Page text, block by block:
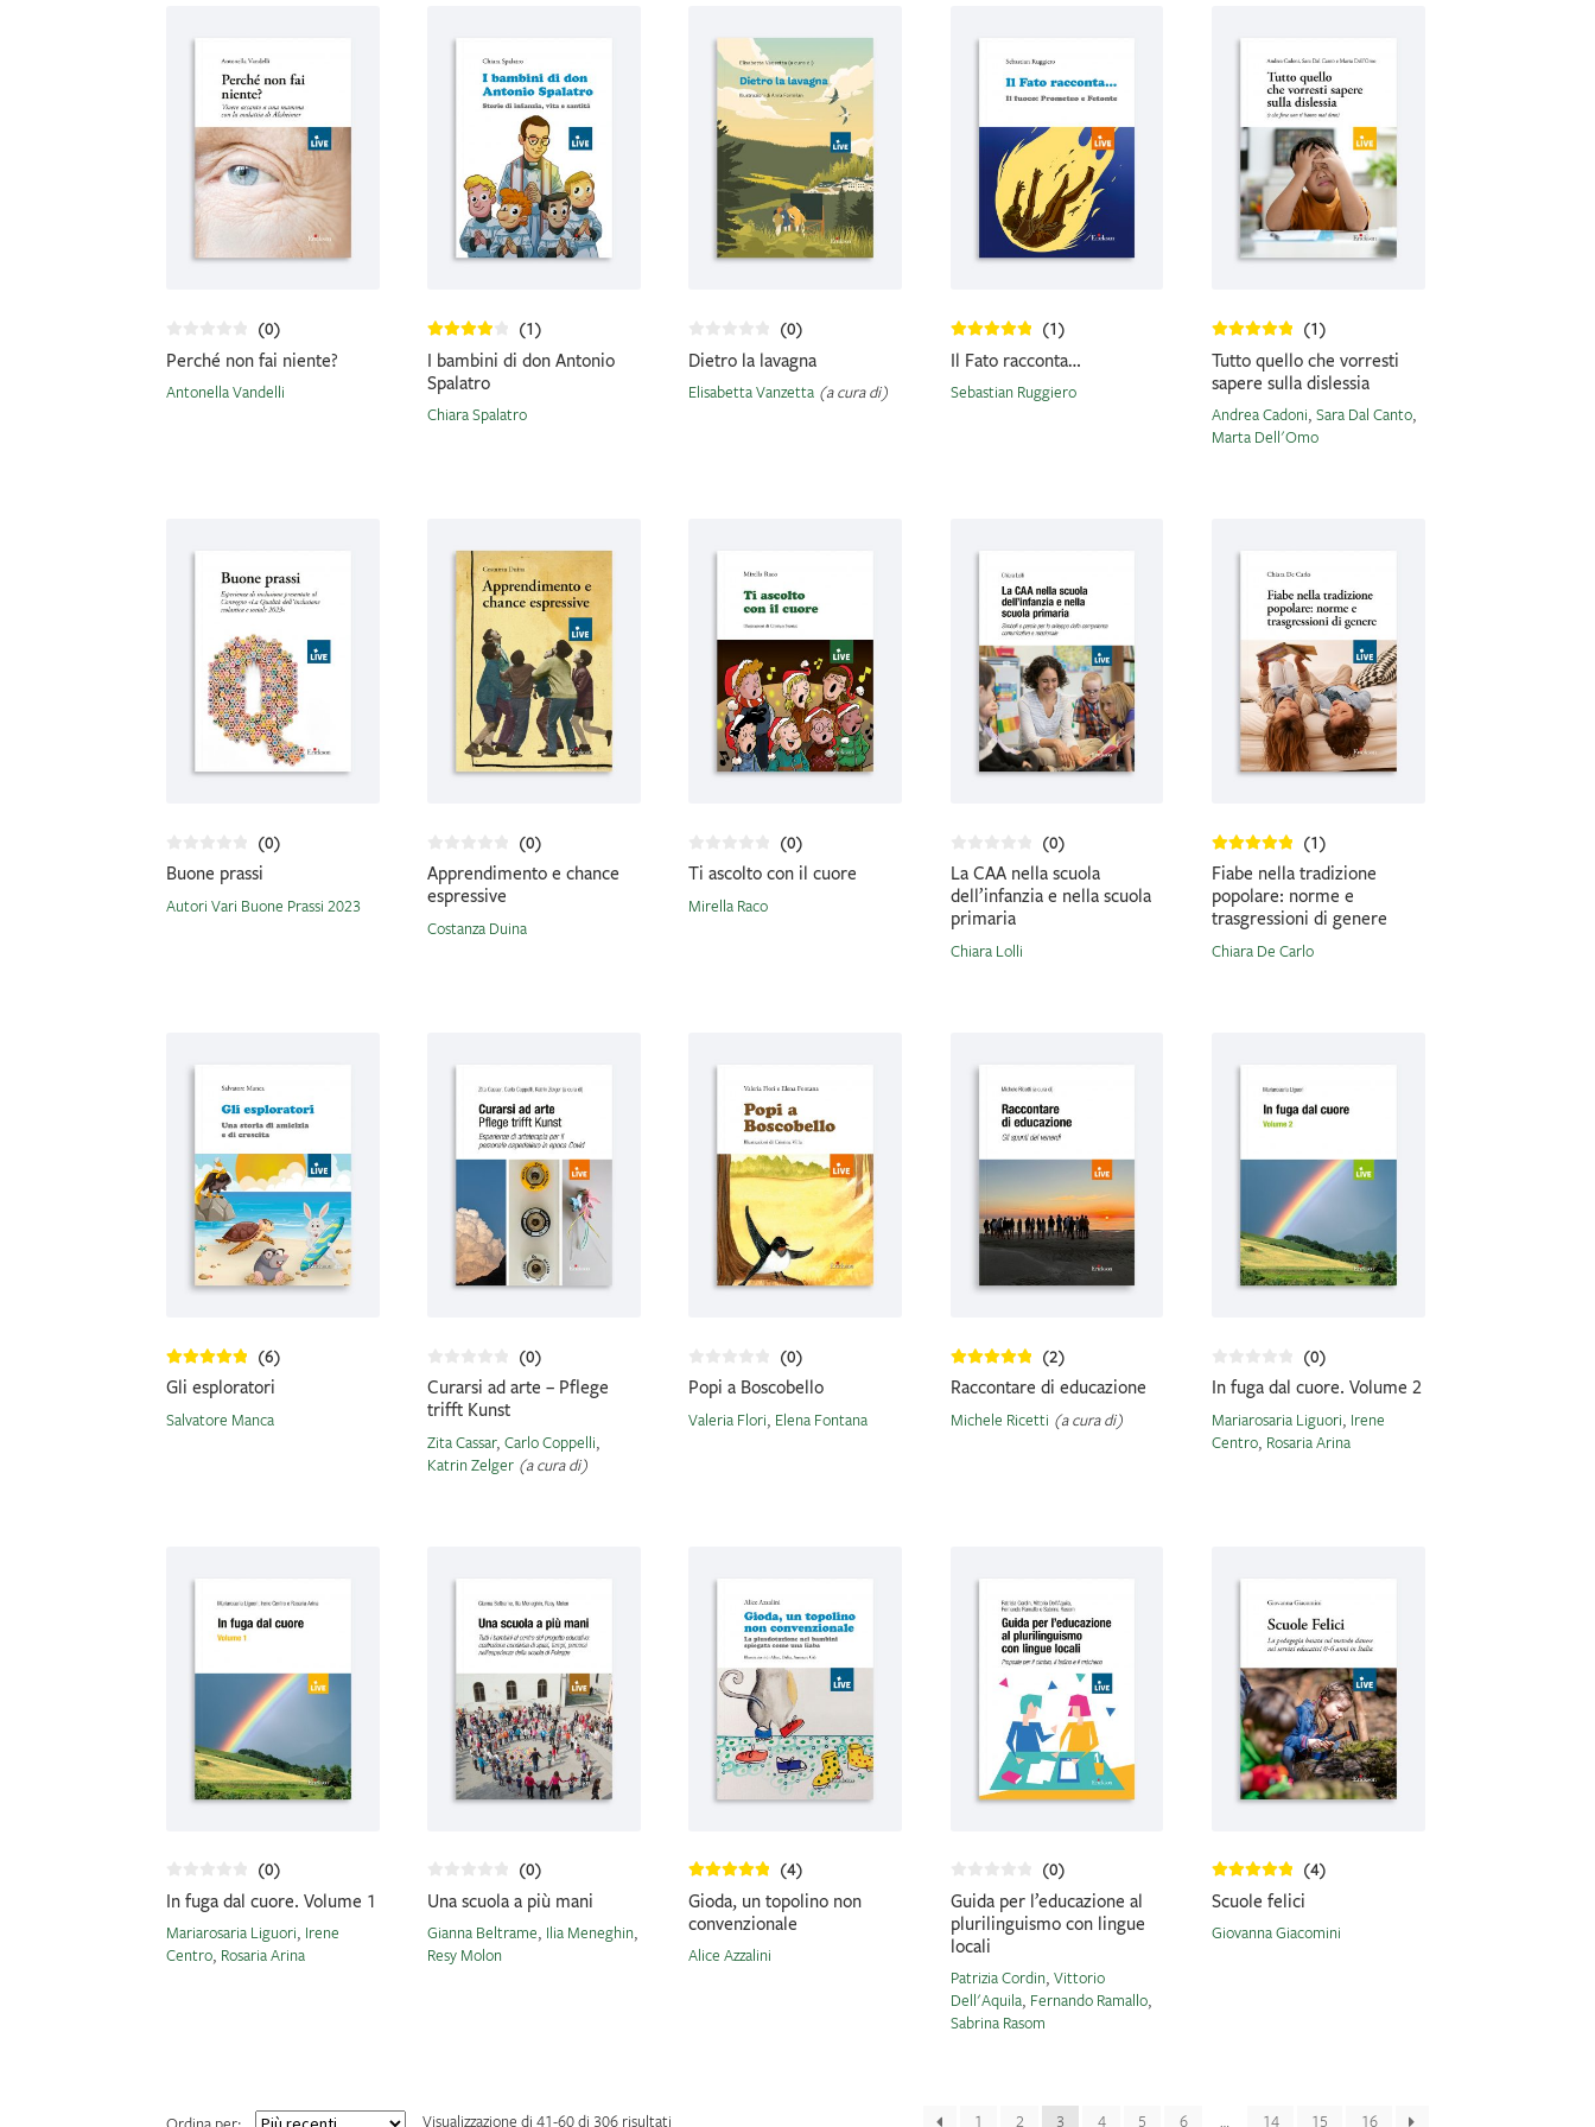
recente
(0)
Perché non fai niente?
Antonella Vandelli
(1)
I bambini di don Antonio
Spalatro
Chiara Spalatro
(0)
Dietro la lavagna
Elisabetta Vanzetta (a cura di)
(1)
Il Fato racconta…
Sebastian Ruggiero
(1)
Tutto quello che vorresti
sapere sulla dislessia
Andrea Cadoni, Sara Dal Canto,
Marta Dell'Omo
(0)
Buone prassi
Autori Vari Buone Prassi 2023
(0)
Apprendimento e chance
espressive
Costanza Duina
(0)
Ti ascolto con il cuore
Mirella Raco
(0)
La CAA nella scuola
dell’infanzia e nella scuola
primaria
Chiara Lolli
(1)
Fiabe nella tradizione
popolare: norme e
trasgressioni di genere
Chiara De Carlo
(6)
Gli esploratori
Salvatore Manca
(0)
Curarsi ad arte – Pflege
trifft Kunst
Zita Cassar,Carlo Coppelli,
Katrin Zelger (a cura di)
(0)
Popi a Boscobello
Valeria Flori, Elena Fontana
(2)
Raccontare di educazione
Michele Ricetti (a cura di)
(0)
In fuga dal cuore. Volume 2
Mariarosaria Liguori, Irene
Centro, Rosaria Arina
(0)
In fuga dal cuore. Volume 1
Mariarosaria Liguori, Irene
Centro, Rosaria Arina
(0)
Una scuola a più mani
Gianna Beltrame, Ilia Meneghin,
Resy Molon
(4)
Gioda, un topolino non
convenzionale
Alice Azzalini
(0)
Guida per l’educazione al
plurilinguismo con lingue
locali
Patrizia Cordin, Vittorio
Dell'Aquila, Fernando Ramallo,
Sabrina Rasom
(4)
Scuole felici
Giovanna Giacomini
Visualizzazione di 41-60 di 306 risultati 1 2 3 4 5 6 … 14 15 16